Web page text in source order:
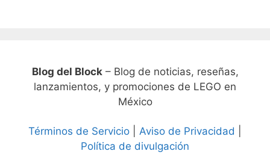
Blog del Block– Blog de noticias, reseñas,
lanzamientos, y promociones de LEGO en
México
Términos de Servicio Aviso de Privacidad
Política de divulgación